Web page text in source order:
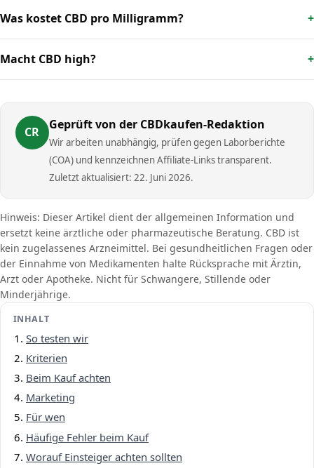
Was kostet CBD pro Milligramm?
Macht CBD high?
CR
Geprüft von der CBDkaufen-Redaktion
Wir arbeiten unabhängig, prüfen gegen Laborberichte
(COA) und kennzeichnen Affiliate-Links transparent.
Zuletzt aktualisiert: 22. Juni 2026.
Hinweis: Dieser Artikel dient der allgemeinen Information und
ersetzt keine ärztliche oder pharmazeutische Beratung. CBD ist
kein zugelassenes Arzneimittel. Bei gesundheitlichen Fragen oder
der Einnahme von Medikamenten halte Rücksprache mit Ärztin,
Arzt oder Apotheke. Nicht für Schwangere, Stillende oder
Minderjährige.
INHALT
So testen wir
Kriterien
Beim Kauf achten
Marketing
Für wen
Häufige Fehler beim Kauf
Worauf Einsteiger achten sollten